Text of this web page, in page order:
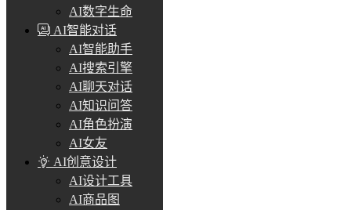
AI数字生命
AI智能对话
AI智能助手
AI搜索引擎
AI聊天对话
AI知识问答
AI角色扮演
AI女友
AI创意设计
AI设计工具
AI商品图